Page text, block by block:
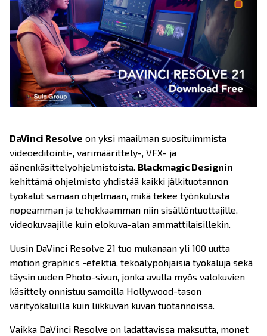
DaVinci Resolve on yksi maailman suosituimmista
videoeditointi-, värimäärittely-, VFX- ja
äänenkäsittelyohjelmistoista. Blackmagic Designin
kehittämä ohjelmisto yhdistää kaikki jälkituotannon
työkalut samaan ohjelmaan, mikä tekee työnkulusta
nopeamman ja tehokkaamman niin sisällöntuottajille,
videokuvaajille kuin elokuva-alan ammattilaisillekin.
Uusin DaVinci Resolve 21 tuo mukanaan yli 100 uutta
motion graphics -efektiä, tekoälypohjaisia työkaluja sekä
täysin uuden Photo-sivun, jonka avulla myös valokuvien
käsittely onnistuu samoilla Hollywood-tason
värityökaluilla kuin liikkuvan kuvan tuotannoissa.
Vaikka DaVinci Resolve on ladattavissa maksutta, monet